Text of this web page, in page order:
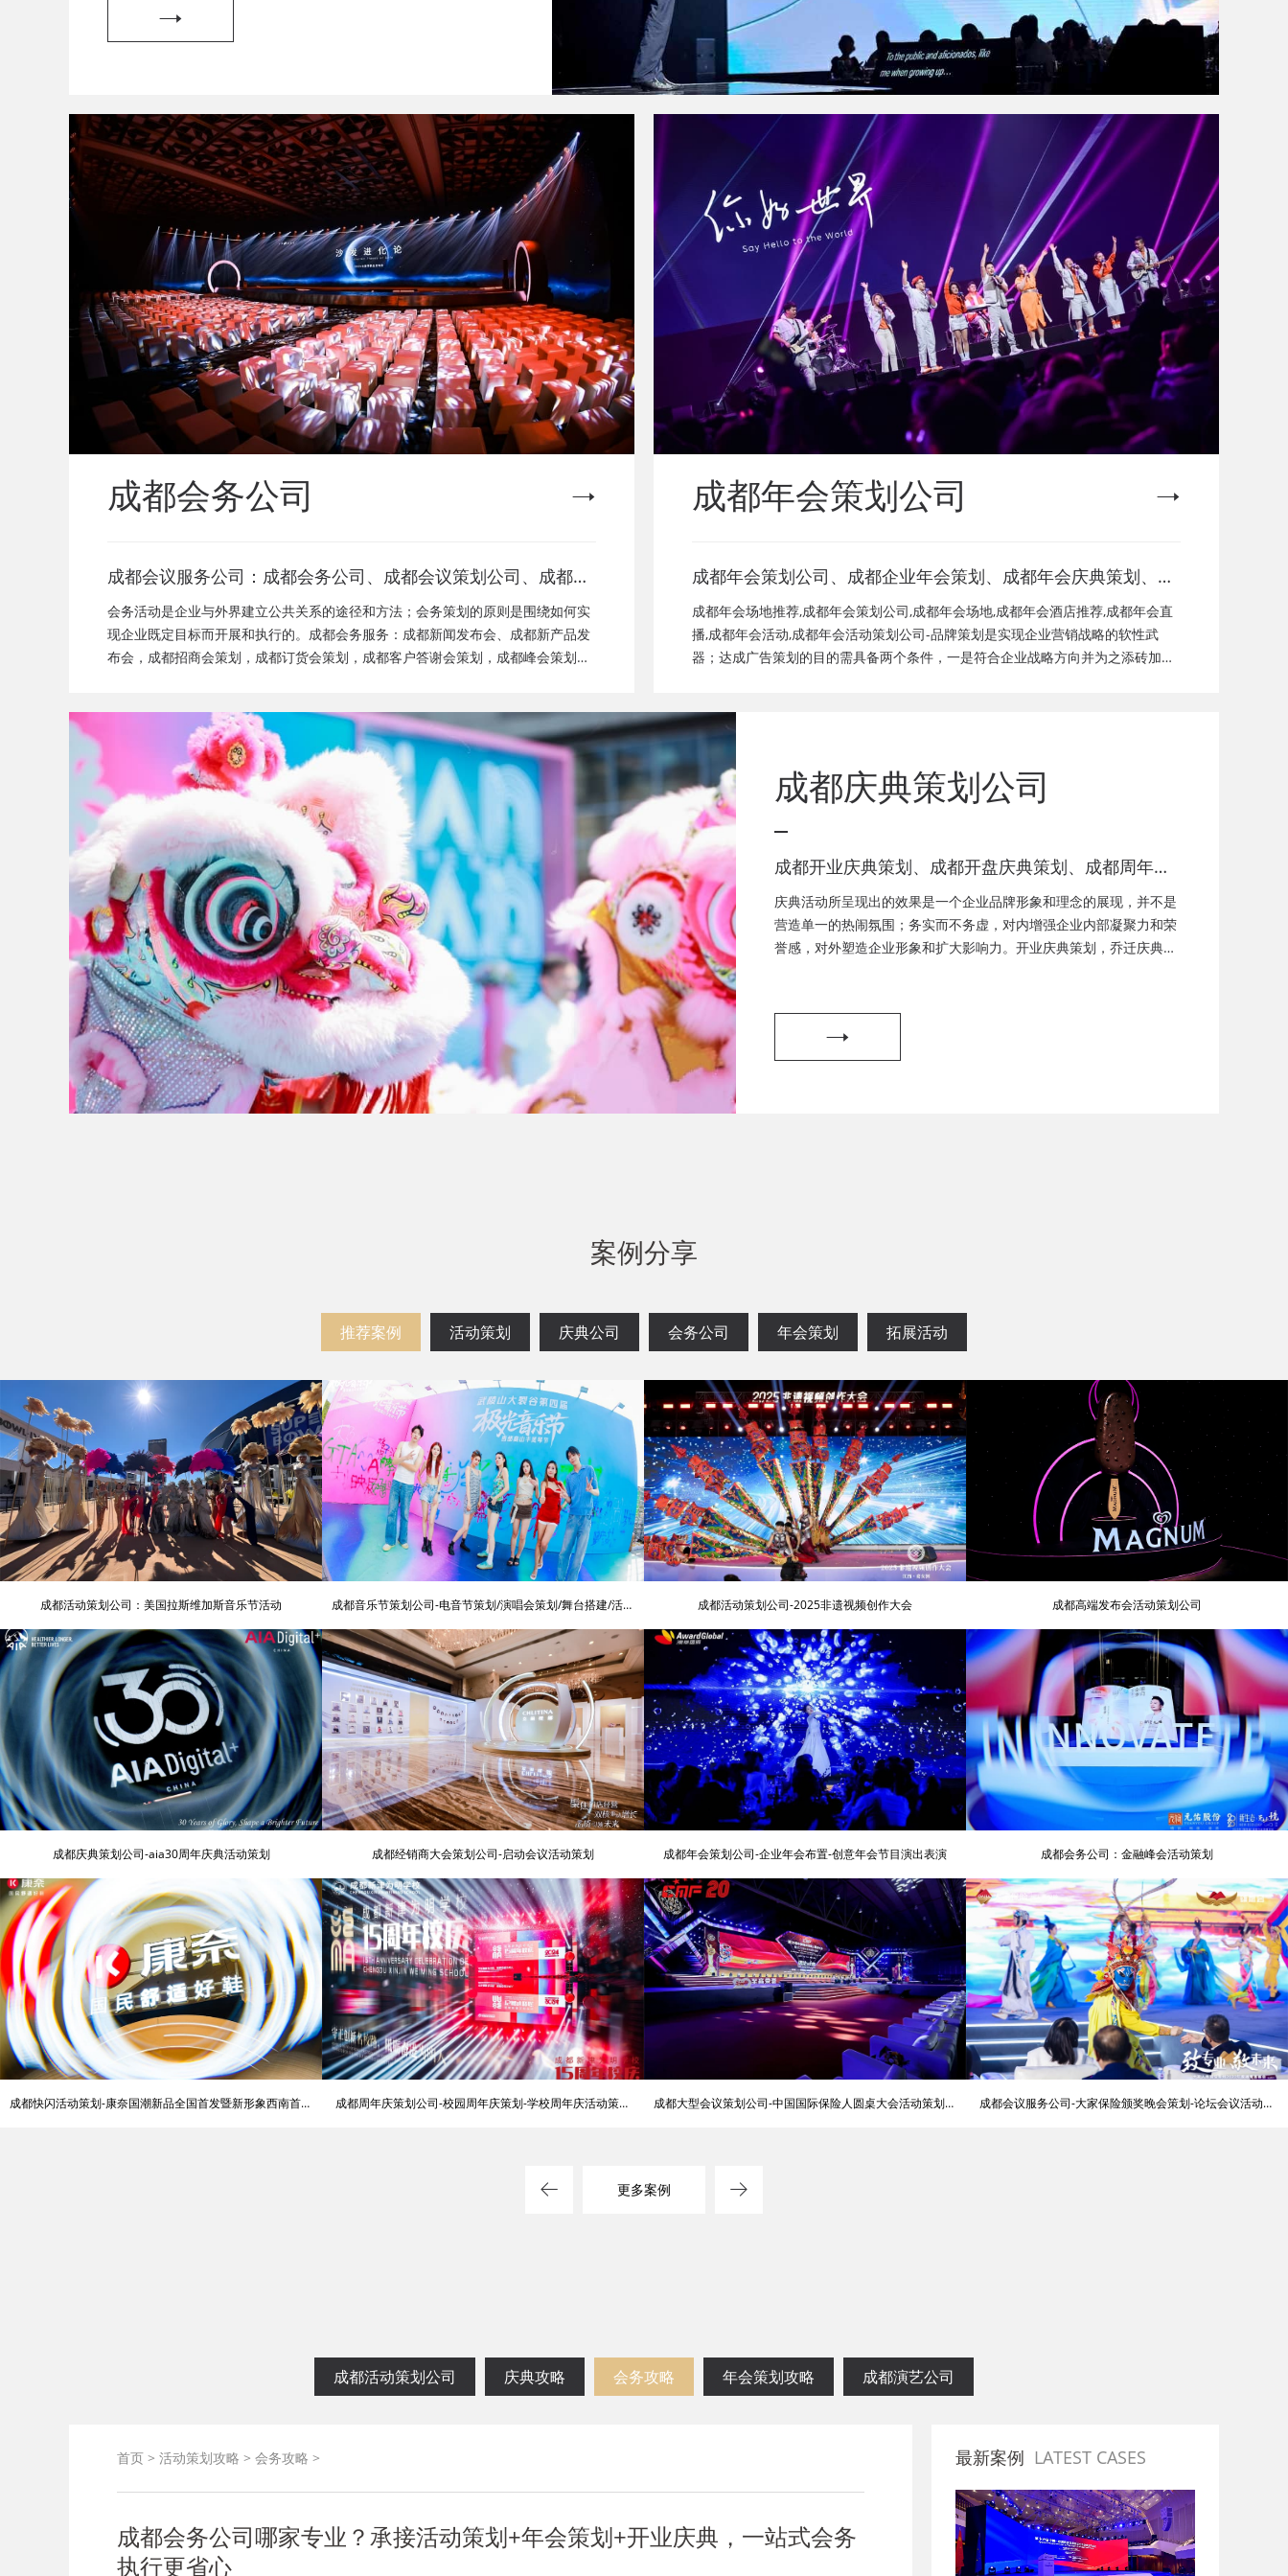
成都会务公司
成都会议服务公司：成都会务公司、成都会议策划公司、成都新
闻发布会策划、成都新产品发布会策划、成都经销商会议策划、
成都招商会策划、成都订货会策划、成都颁奖会策划、成都客户
答谢会策划、成都高峰论坛策划公司、成都年会策划、成都会议
会务活动是企业与外界建立公共关系的途径和方法；会务策划的原则是围绕如何实
现企业既定目标而开展和执行的。成都会务服务：成都新闻发布会、成都新产品发
布会，成都招商会策划，成都订货会策划，成都客户答谢会策划，成都峰会策划公
成都年会策划公司
成都年会策划公司、成都企业年会策划、成都年会庆典策划、成
都年会节目表演、成都年会节目演出、成都年会活动策划公司、
成都年会布置公司，成都年会现场搭建公司，成都年会节目表
演，年会节目创意节目，年会策划方案详细流程，年会策划，年
成都年会场地推荐,成都年会策划公司,成都年会场地,成都年会酒店推荐,成都年会直
播,成都年会活动,成都年会活动策划公司-品牌策划是实现企业营销战略的软性武
器；达成广告策划的目的需具备两个条件，一是符合企业战略方向并为之添砖加
成都庆典策划公司
成都开业庆典策划、成都开盘庆典策划、成都周年庆
典策划、成都启动仪式策划、成都揭幕仪式策划、成
都开工仪式策划、成都竣工仪式策划、成都封顶仪式
策划、成都奠基仪式策划、成都签约仪式策划、成都
划
庆典活动所呈现出的效果是一个企业品牌形象和理念的展现，并不是
营造单一的热闹氛围；务实而不务虚，对内增强企业内部凝聚力和荣
誉感，对外塑造企业形象和扩大影响力。开业庆典策划，乔迁庆典策
案例分享
推荐案例 活动策划 庆典公司 会务公司 年会策划 拓展活动
成都活动策划公司：美国拉斯维加斯音乐节活动 成都音乐节策划公司-电音节策划/演唱会策划/舞台搭建/活动
氛围布置/明星艺人网红邀请
成都活动策划公司-2025非遗视频创作大会 成都高端发布会活动策划公司
成都庆典策划公司-aia30周年庆典活动策划 成都经销商大会策划公司-启动会议活动策划 成都年会策划公司-企业年会布置-创意年会节目演出表演 成都会务公司：金融峰会活动策划
成都快闪活动策划-康奈国潮新品全国首发暨新形象西南首店 成都周年庆策划公司-校园周年庆策划-学校周年庆活动策划 成都大型会议策划公司-中国国际保险人圆桌大会活动策划公 成都会议服务公司-大家保险颁奖晚会策划-论坛会议活动策
更多案例
成都活动策划公司 庆典攻略 会务攻略 年会策划攻略 成都演艺公司
首页 > 活动策划攻略 > 会务攻略 >
成都会务公司哪家专业？承接活动策划+年会策划+开业庆典，一站式会务
执行更省心​
最新案例 LATEST CASES